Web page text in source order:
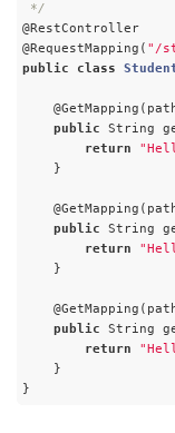
*/
@RestController
@RequestMapping( "/
public
class
public
String
return
    }
public
String
return
    }
public
String
return
    }
}